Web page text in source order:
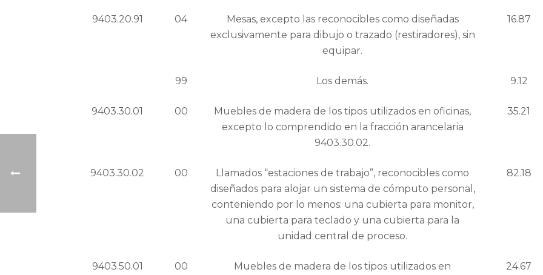
9403.20.91 04
Mesas, excepto las reconocibles como diseñadas
exclusivamente para dibujo o trazado (restiradores), sin
equipar.
16.87
99 Los demás. 9.12
9403.30.01 00
Muebles de madera de los tipos utilizados en oficinas,
excepto lo comprendido en la fracción arancelaria
9403.30.02.
35.21
9403.30.02 00
Llamados “estaciones de trabajo”, reconocibles como
diseñados para alojar un sistema de cómputo personal,
conteniendo por lo menos: una cubierta para monitor,
una cubierta para teclado y una cubierta para la
unidad central de proceso.
82.18
9403.50.01 00
Muebles de madera de los tipos utilizados en
24.67